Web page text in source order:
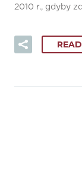
2010 r., gdyby